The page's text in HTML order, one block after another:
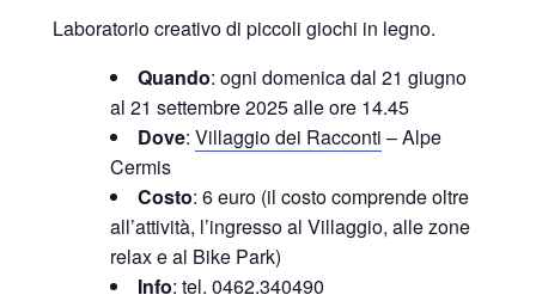
Laboratorio creativo di piccoli giochi in legno.
Quando: ogni domenica dal 21 giugno
al 21 settembre 2025 alle ore 14.45
Dove: Villaggio dei Racconti – Alpe
Cermis
Costo: 6 euro (il costo comprende oltre
all’attività, l’ingresso al Villaggio, alle zone
relax e al Bike Park)
Info: tel. 0462.340490